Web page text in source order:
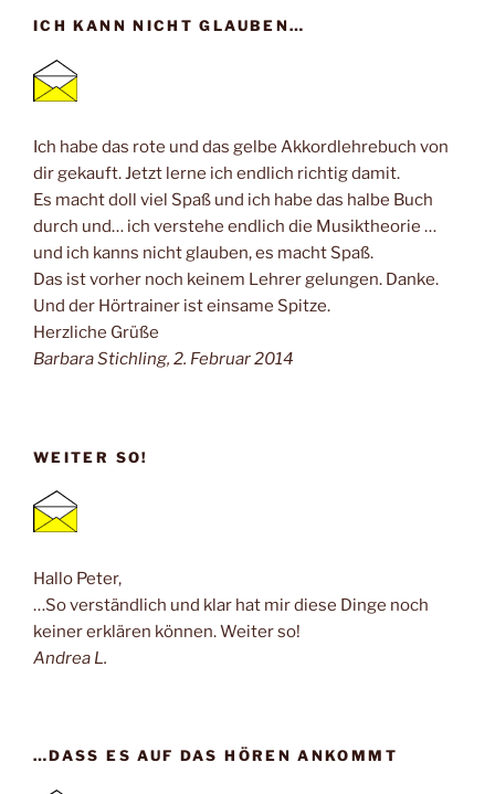
ICH KANN NICHT GLAUBEN…
Ich habe das rote und das gelbe Akkordlehrebuch von
dir gekauft. Jetzt lerne ich endlich richtig damit.
Es macht doll viel Spaß und ich habe das halbe Buch
durch und… ich verstehe endlich die Musiktheorie …
und ich kanns nicht glauben, es macht Spaß.
Das ist vorher noch keinem Lehrer gelungen. Danke.
Und der Hörtrainer ist einsame Spitze.
Herzliche Grüße
Barbara Stichling, 2. Februar 2014
WEITER SO!
Hallo Peter,
…So verständlich und klar hat mir diese Dinge noch
keiner erklären können. Weiter so!
Andrea L.
…DASS ES AUF DAS HÖREN ANKOMMT